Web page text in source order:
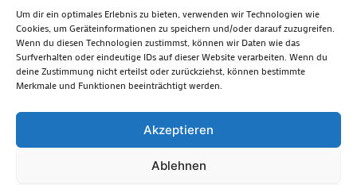
Um dir ein optimales Erlebnis zu bieten, verwenden wir Technologien wie
Cookies, um Geräteinformationen zu speichern und/oder darauf zuzugreifen.
Wenn du diesen Technologien zustimmst, können wir Daten wie das
Surfverhalten oder eindeutige IDs auf dieser Website verarbeiten. Wenn du
deine Zustimmung nicht erteilst oder zurückziehst, können bestimmte
Merkmale und Funktionen beeinträchtigt werden.
Akzeptieren
Ablehnen
FAHRRAD
FLOHMARKT FOLK GEWINNSPIEL
HITZE
HITZEFALLE AUTO
IRISH DANCE JAZZ
KABARETT
KINDER
KIRMES KLASSIK
KLEINE SUHLER REIHE
KRIMI
KULTUR LESUNG LOTTO
MEININGEN
PARASITEN
PILZE SCHLEUSINGEN
SCHULWEG
SOMMERFERIEN
SPORT SRH
STADTFEST
STADTMARKETING
STRASSENSPERRUNG
SUHL
SUHLER FRÜHLING
SUHLER STADTMARKETING
THÜRINGER WALD
ZELLA-MEHLIS